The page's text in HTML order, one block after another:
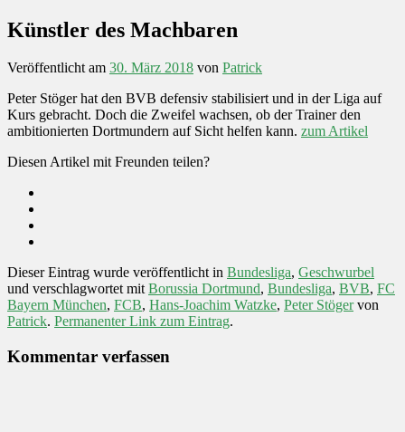
Künstler des Machbaren
Veröffentlicht am 30. März 2018 von Patrick
Peter Stöger hat den BVB defensiv stabilisiert und in der Liga auf
Kurs gebracht. Doch die Zweifel wachsen, ob der Trainer den
ambitionierten Dortmundern auf Sicht helfen kann. zum Artikel
Diesen Artikel mit Freunden teilen?
Dieser Eintrag wurde veröffentlicht in Bundesliga, Geschwurbel
und verschlagwortet mitBorussia Dortmund, Bundesliga, BVB, FC
Bayern München, FCB, Hans-Joachim Watzke, Peter Stögervon
Patrick. Permanenter Link zum Eintrag.
Kommentar verfassen